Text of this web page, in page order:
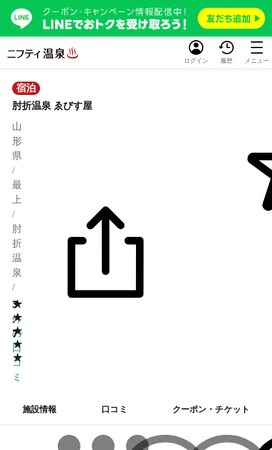
ログイン 履歴 メニュー
宿泊
肘折温泉 ゑびす屋
山
形
県
/
最
上
/
肘
折
温
泉
/
★
★
★
★
★
3
.
7
3
件
の
口
コ
ミ
施設情報 口コミ クーポン・チケット